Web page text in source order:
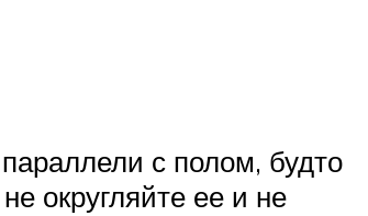
с полом, будто
округляйте ее и не